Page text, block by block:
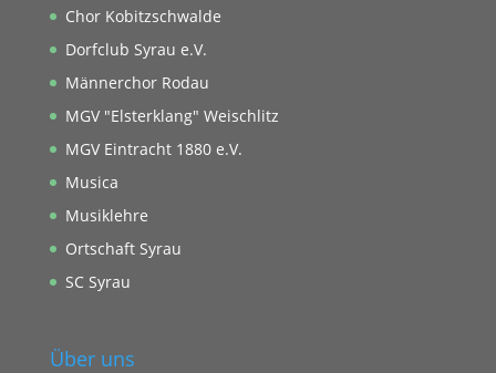
Chor Kobitzschwalde
Dorfclub Syrau e.V.
Männerchor Rodau
MGV "Elsterklang" Weischlitz
MGV Eintracht 1880 e.V.
Musica
Musiklehre
Ortschaft Syrau
SC Syrau
Über uns